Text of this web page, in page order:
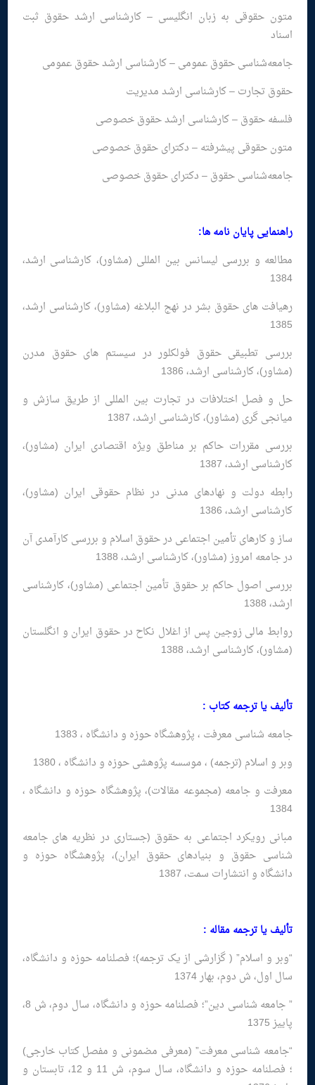
متون حقوقی به زبان انگلیسی – کارشناسی ارشد حقوق ثبت
اسناد
جامعه‌شناسی حقوق عمومی – کارشناسی ارشد حقوق عمومی
حقوق تجارت – کارشناسی ارشد مدیریت
فلسفه حقوق – کارشناسی ارشد حقوق خصوصی
متون حقوقی پیشرفته – دکترای حقوق خصوصی
جامعه‌شناسی حقوق – دکترای حقوق خصوصی
راهنمایی پایان نامه ها:
مطالعه و بررسی لیسانس بین المللی (مشاور)، كارشناسی ارشد،
1384
رهیافت های حقوق بشر در نهج البلاغه (مشاور)، كارشناسی ارشد،
1385
بررسی تطبیقی حقوق فولكلور در سیستم های حقوق مدرن
(مشاور)، كارشناسی ارشد، 1386
حل و فصل اختلافات در تجارت بین المللی از طریق سازش و
میانجی گری (مشاور)، کارشناسی ارشد، 1387
بررسی مقررات حاکم بر مناطق ویژه اقتصادی ایران (مشاور)،
کارشناسی ارشد، 1387
رابطه دولت و نهادهای مدنی در نظام حقوقی ایران (مشاور)،
کارشناسی ارشد، 1386
ساز و کارهای تأمین اجتماعی در حقوق اسلام و بررسی کارآمدی آن
در جامعه امروز (مشاور)، کارشناسی ارشد، 1388
بررسی اصول حاکم بر حقوق تأمین اجتماعی (مشاور)، کارشناسی
ارشد، 1388
روابط مالی زوجین پس از اغلال نکاح در حقوق ایران و انگلستان
(مشاور)، کارشناسی ارشد، 1388
تألیف یا ترجمه کتاب :
جامعه شناسی معرفت ، پژوهشگاه حوزه و دانشگاه ، 1383
وبر و اسلام (ترجمه) ، موسسه پژوهشی حوزه و دانشگاه ، 1380
معرفت و جامعه (مجموعه مقالات)، پژوهشگاه حوزه و دانشگاه ،
1384
مبانی رویکرد اجتماعی به حقوق (جستاری در نظریه های جامعه
شناسی حقوق و بنیادهای حقوق ایران)، پژوهشگاه حوزه و
دانشگاه و انتشارات سمت، 1387
تألیف یا ترجمه مقاله :
“وبر و اسلام” ( گزارشی از یک ترجمه)؛ فصلنامه حوزه و دانشگاه،
سال اول، ش دوم، بهار 1374
” جامعه شناسی دین”؛ فصلنامه حوزه و دانشگاه، سال دوم، ش 8،
پاییز 1375
“جامعه شناسی معرفت” (معرفی مضمونی و مفصل کتاب خارجی)
؛ فصلنامه حوزه و دانشگاه، سال سوم، ش 11 و 12، تابستان و